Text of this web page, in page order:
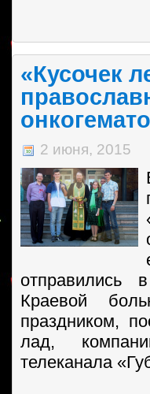
«Кусочек
2 июня, 2015
отправились
Краевой
праздником,
лад,
телеканала